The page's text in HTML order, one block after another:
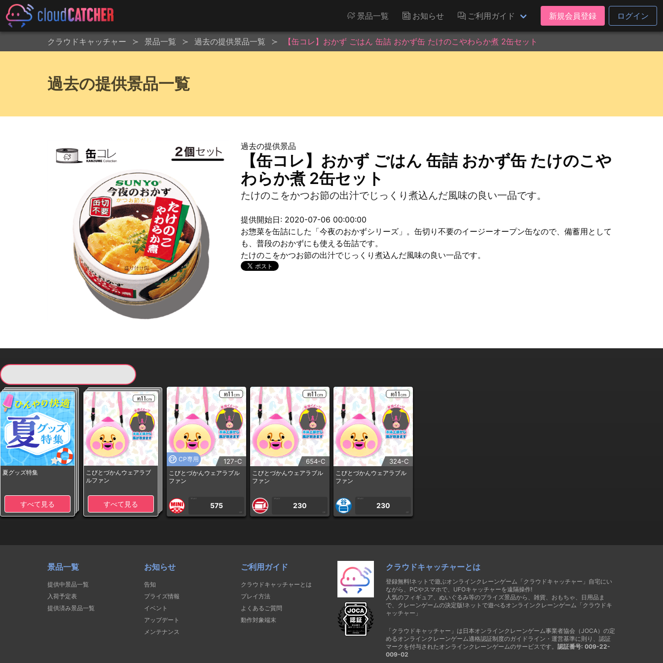
景品一覧 お知らせ ご利用ガイド 新規会員登録 ログイン
クラウドキャッチャー 景品一覧 過去の提供景品一覧 【缶コレ】おかず ごはん 缶詰 おかず缶 たけのこやわらか煮 2缶セット
過去の提供景品一覧
過去の提供景品
【缶コレ】おかず ごはん 缶詰 おかず缶 たけのこや
わらか煮 2缶セット
たけのこをかつお節の出汁でじっくり煮込んだ風味の良い一品です。
提供開始日: 2020-07-06 00:00:00
お惣菜を缶詰にした「今夜のおかずシリーズ」。缶切り不要のイージーオープン缶なので、備蓄用として
も、普段のおかずにも使える缶詰です。
たけのこをかつお節の出汁でじっくり煮込んだ風味の良い一品です。
夏グッズ特集
すべて見る
こびとづかんウェアラブ
ルファン
すべて見る
CP専用 127-C
こびとづかんウェアラブル
ファン
1PLAY
575
CP
654-C
こびとづかんウェアラブル
ファン
1PLAY
230
CP
324-C
こびとづかんウェアラブル
ファン
1PLAY
230
CP
景品一覧
提供中景品一覧
入荷予定表
提供済み景品一覧
お知らせ
告知
プライズ情報
イベント
アップデート
メンテナンス
ご利用ガイド
クラウドキャッチャーとは
プレイ方法
よくあるご質問
動作対象端末
クラウドキャッチャーとは
登録無料!ネットで遊ぶオンラインクレーンゲーム「クラウドキャッチャー」自宅にい
ながら、PCやスマホで、UFOキャッチャーを遠隔操作!
人気のフィギュア、ぬいぐるみ等のプライズ景品から、雑貨、おもちゃ、日用品ま
で、クレーンゲームの決定版!ネットで遊べるオンラインクレーンゲーム「クラウドキ
ャッチャー」
「クラウドキャッチャー」は日本オンラインクレーンゲーム事業者協会（JOCA）の定
めるオンラインクレーンゲーム適格認証制度のガイドライン・運営基準に則り、認証
マークを付与されたオンラインクレーンゲームのサービスです。 認証番号: 009-22-
009-02